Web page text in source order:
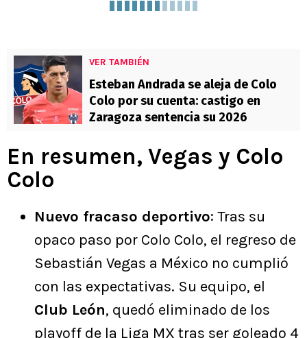
VER TAMBIÉN
Esteban Andrada se aleja de Colo
Colo por su cuenta: castigo en
Zaragoza sentencia su 2026
En resumen, Vegas y Colo
Colo
Nuevo fracaso deportivo: Tras su
opaco paso por Colo Colo, el regreso de
Sebastián Vegas a México no cumplió
con las expectativas. Su equipo, el
Club León, quedó eliminado de los
playoff de la Liga MX tras ser goleado 4